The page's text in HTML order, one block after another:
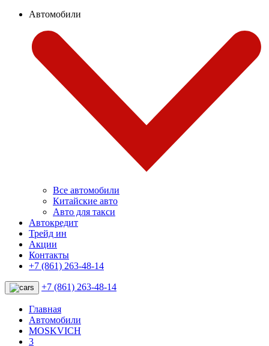
Автомобили
Все автомобили
Китайские авто
Авто для такси
Автокредит
Трейд ин
Акции
Контакты
+7 (861) 263-48-14
+7 (861) 263-48-14
Главная
Автомобили
MOSKVICH
3